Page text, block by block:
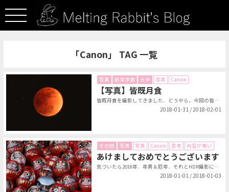
「Canon」 TAG 一覧
写真 航空宇宙 大学 写真 Canon
【写真】皆既月食
皆既月食を撮影してきました．どうやら，今回の皆既月食は，スーパームーンとブル...
2018-01-31 / 2018-02-01
その他 写真 写真 Canon 思考 内容が無い
あけましておめでとうございます
気づいたら2018年．年男＆厄年．それとHDR撮影について．...
2018-01-01 / 2018-01-03